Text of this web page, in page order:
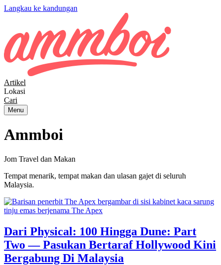
Langkau ke kandungan
Artikel
Lokasi
Cari
Menu
Ammboi
Jom Travel dan Makan
Tempat menarik, tempat makan dan ulasan gajet di seluruh
Malaysia.
Dari Physical: 100 Hingga Dune: Part
Two — Pasukan Bertaraf Hollywood Kini
Bergabung Di Malaysia